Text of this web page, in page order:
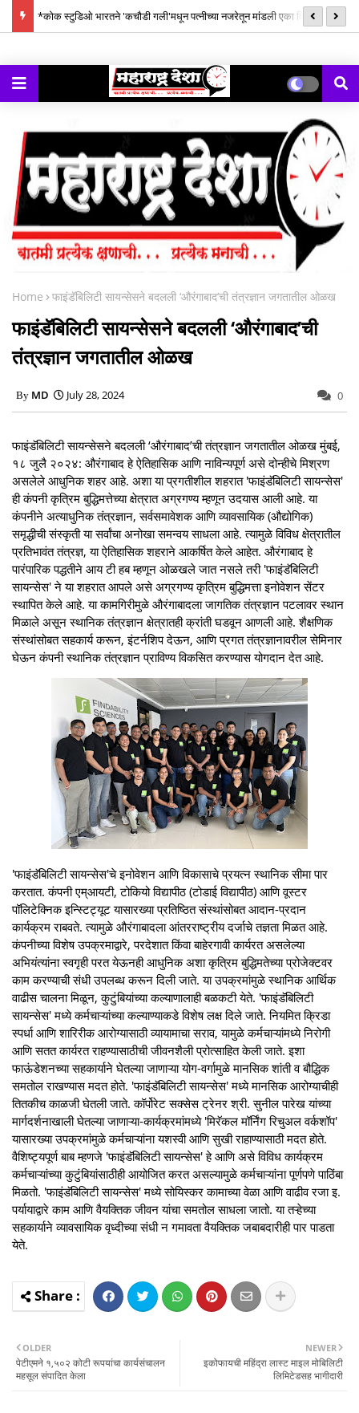
*कोक स्टुडिओ भारतने 'कचौडी गली'मधून पत्नीच्या नजरेतून मांडली एका विस्मरणात
Home फाइंडॅबिलिटी सायन्सेसने बदलली ‘औरंगाबाद’ची तंत्रज्ञान जगतातील ओळख
फाइंडॅबिलिटी सायन्सेसने बदलली ‘औरंगाबाद’ची
तंत्रज्ञान जगतातील ओळख
MD July 28, 2024 0
फाइंडॅबिलिटी सायन्सेसने बदलली ‘औरंगाबाद’ची तंत्रज्ञान जगतातील ओळख मुंबई,
१८ जुलै २०२४: औरंगाबाद हे ऐतिहासिक आणि नाविन्यपूर्ण असे दोन्हीचे मिश्रण
असलेले आधुनिक शहर आहे. अशा या प्रगतीशील शहरात 'फाइंडॅबिलिटी सायन्सेस'
ही कंपनी कृत्रिम बुद्धिमत्तेच्या क्षेत्रात अग्रगण्य म्हणून उदयास आली आहे. या
कंपनीने अत्याधुनिक तंत्रज्ञान, सर्वसमावेशक आणि व्यावसायिक (औद्योगिक)
समृद्धीची संस्कृती या सर्वांचा अनोखा समन्वय साधला आहे. त्यामुळे विविध क्षेत्रातील
प्रतिभावंत तंत्रज्ञ, या ऐतिहासिक शहराने आकर्षित केले आहेत. औरंगाबाद हे
पारंपारिक पद्धतीने आय टी हब म्हणून ओळखले जात नसले तरी 'फाइंडॅबिलिटी
सायन्सेस' ने या शहरात आपले असे अग्रगण्य कृत्रिम बुद्धिमत्ता इनोवेशन सेंटर
स्थापित केले आहे. या कामगिरीमुळे औरंगाबादला जागतिक तंत्रज्ञान पटलावर स्थान
मिळाले असून स्थानिक तंत्रज्ञान क्षेत्रातही क्रांती घडवून आणली आहे. शैक्षणिक
संस्थांसोबत सहकार्य करून, इंटर्नशिप देऊन, आणि प्रगत तंत्रज्ञानावरील सेमिनार
घेऊन कंपनी स्थानिक तंत्रज्ञान प्राविण्य विकसित करण्यास योगदान देत आहे.
'फाइंडॅबिलिटी सायन्सेस'चे इनोवेशन आणि विकासाचे प्रयत्न स्थानिक सीमा पार
करतात. कंपनी एम्आयटी, टोकियो विद्यापीठ (टोडाई विद्यापीठ) आणि वूस्टर
पॉलिटेक्निक इन्स्टिट्यूट यासारख्या प्रतिष्ठित संस्थांसोबत आदान-प्रदान
कार्यक्रम राबवते. त्यामुळे औरंगाबादला आंतरराष्ट्रीय दर्जाचे तज्ञता मिळत आहे.
कंपनीच्या विशेष उपक्रमाद्वारे, परदेशात किंवा बाहेरगावी कार्यरत असलेल्या
अभियंत्यांना स्वगृही परत येऊनही आधुनिक अशा कृत्रिम बुद्धिमतेच्या प्रोजेक्टवर
काम करण्याची संधी उपलब्ध करून दिली जाते. या उपक्रमांमुळे स्थानिक आर्थिक
वाढीस चालना मिळून, कुटुंबियांच्या कल्याणालाही बळकटी येते. 'फाइंडॅबिलिटी
सायन्सेस' मध्ये कर्मचाऱ्यांच्या कल्याण्याकडे विशेष लक्ष दिले जाते. नियमित क्रिडा
स्पर्धा आणि शारिरीक आरोग्यासाठी व्यायामाचा सराव, यामुळे कर्मचाऱ्यांमध्ये निरोगी
आणि सतत कार्यरत राहण्यासाठीची जीवनशैली प्रोत्साहित केली जाते. इशा
फाऊंडेशनच्या सहकार्याने घेतल्या जाणाऱ्या योग-वर्गामुळे मानसिक शांती व बौद्धिक
समतोल राखण्यास मदत होते. 'फाइंडॅबिलिटी सायन्सेस' मध्ये मानसिक आरोग्याचीही
तितकीच काळजी घेतली जाते. कॉर्पोरेट सक्सेस ट्रेनर श्री. सुनील पारेख यांच्या
मार्गदर्शनाखाली घेतल्या जाणाऱ्या-कार्यक्रमांमध्ये 'मिरॅकल मॉर्निंग रिचुअल वर्कशॉप'
यासारख्या उपक्रमांमुळे कर्मचाऱ्यांना यशस्वी आणि सुखी राहाण्यासाठी मदत होते.
वैशिष्ट्यपूर्ण बाब म्हणजे 'फाइंडॅबिलिटी सायन्सेस' हे आणि असे विविध कार्यक्रम
कर्मचाऱ्यांच्या कुटुंबियांसाठीही आयोजित करत असल्यामुळे कर्मचाऱ्यांना पूर्णपणे पाठिंबा
मिळतो. 'फाइंडॅबिलिटी सायन्सेस' मध्ये सोयिस्कर कामाच्या वेळा आणि वाढीव रजा इ.
पर्यायाद्वारे काम आणि वैयक्तिक जीवन यांचा समतोल साधला जातो. या तऱ्हेच्या
सहकार्याने व्यावसायिक वृध्दीच्या संधी न गमावता वैयक्तिक जबाबदारीही पार पाडता
येते.
NEWER
इकोफायची महिंद्रा लास्‍ट माइल मोबिलिटी
लिमिटेडसह भागीदारी
OLDER
पेटीएमने १,५०२ कोटी रूपयांचा कार्यसंचालन
महसूल संपादित केला